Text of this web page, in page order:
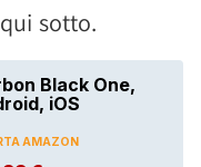
sotto.